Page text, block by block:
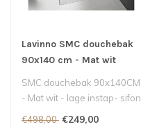
Lavinno SMC douchebak
90x140 cm - Mat wit
SMC douchebak 90x140CM
- Mat wit - lage instap- sifon
€498,00 €249,00